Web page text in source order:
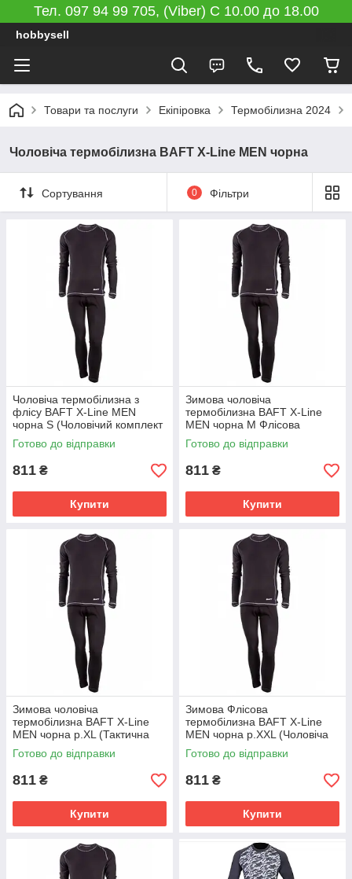
Тел. 097 94 99 705, (Viber) C 10.00 до 18.00
hobbysell
Товари та послуги Екіпіровка Термобілизна 2024
Чоловіча термобілизна BAFT X-Line MEN чорна
Сортування 0 Фільтри
Чоловіча термобілизна з
флісу BAFT X-Line MEN
чорна S (Чоловічий комплект
термобілизни)
Готово до відправки
811 ₴
Купити
Зимова чоловіча
термобілизна BAFT X-Line
MEN чорна M Флісова
термобілизна БАФТ
Готово до відправки
811 ₴
Купити
Зимова чоловіча
термобілизна BAFT X-Line
MEN чорна р.XL (Тактична
термобілизна)
Готово до відправки
811 ₴
Купити
Зимова Флісова
термобілизна BAFT X-Line
MEN чорна р.XXL (Чоловіча
термобілизна тактична)
Готово до відправки
811 ₴
Купити